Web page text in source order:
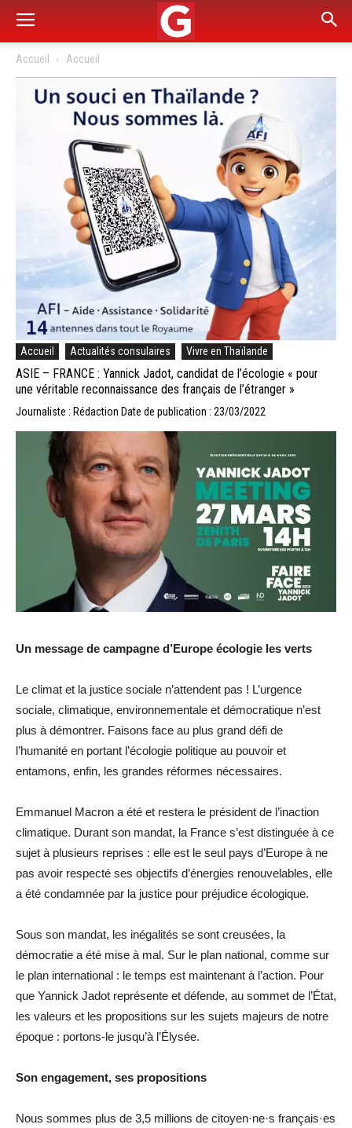
Accueil Accueil
Accueil Actualités consulaires Vivre en Thaïlande
ASIE – FRANCE : Yannick Jadot, candidat de l’écologie « pour
une véritable reconnaissance des français de l’étranger »
Journaliste : Rédaction Date de publication : 23/03/2022
Un message de campagne d’Europe écologie les verts
Le climat et la justice sociale n’attendent pas ! L’urgence
sociale, climatique, environnementale et démocratique n’est
plus à démontrer. Faisons face au plus grand défi de
l’humanité en portant l’écologie politique au pouvoir et
entamons, enfin, les grandes réformes nécessaires.
Emmanuel Macron a été et restera le président de l’inaction
climatique. Durant son mandat, la France s’est distinguée à ce
sujet à plusieurs reprises : elle est le seul pays d’Europe à ne
pas avoir respecté ses objectifs d’énergies renouvelables, elle
a été condamnée par la justice pour préjudice écologique.
Sous son mandat, les inégalités se sont creusées, la
démocratie a été mise à mal. Sur le plan national, comme sur
le plan international : le temps est maintenant à l’action. Pour
que Yannick Jadot représente et défende, au sommet de l’État,
les valeurs et les propositions sur les sujets majeurs de notre
époque : portons-le jusqu’à l’Élysée.
Son engagement, ses propositions
Nous sommes plus de 3,5 millions de citoyen·ne·s français·es